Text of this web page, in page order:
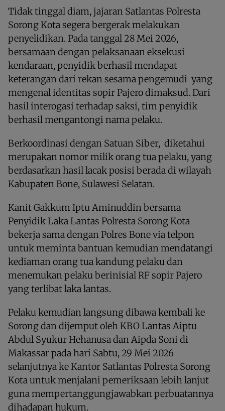
Tidak tinggal diam, jajaran Satlantas Polresta
Sorong Kota segera bergerak melakukan
penyelidikan. Pada tanggal 28 Mei 2026,
bersamaan dengan pelaksanaan eksekusi
kendaraan, penyidik berhasil mendapat
keterangan dari rekan sesama pengemudi yang
mengenal identitas sopir Pajero dimaksud. Dari
hasil interogasi terhadap saksi, tim penyidik
berhasil mengantongi nama pelaku.
Berkoordinasi dengan Satuan Siber, diketahui
merupakan nomor milik orang tua pelaku, yang
berdasarkan hasil lacak posisi berada di wilayah
Kabupaten Bone, Sulawesi Selatan.
Kanit Gakkum Iptu Aminuddin bersama
Penyidik Laka Lantas Polresta Sorong Kota
bekerja sama dengan Polres Bone via telpon
untuk meminta bantuan kemudian mendatangi
kediaman orang tua kandung pelaku dan
menemukan pelaku berinisial RF sopir Pajero
yang terlibat laka lantas.
Pelaku kemudian langsung dibawa kembali ke
Sorong dan dijemput oleh KBO Lantas Aiptu
Abdul Syukur Hehanusa dan Aipda Soni di
Makassar pada hari Sabtu, 29 Mei 2026
selanjutnya ke Kantor Satlantas Polresta Sorong
Kota untuk menjalani pemeriksaan lebih lanjut
guna mempertanggungjawabkan perbuatannya
dihadapan hukum.